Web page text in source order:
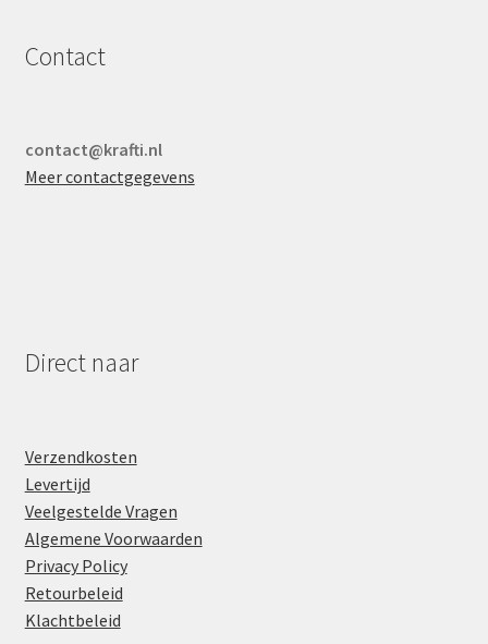
Contact
contact@krafti.nl
Meer contactgegevens
Direct naar
Verzendkosten
Levertijd
Veelgestelde Vragen
Algemene Voorwaarden
Privacy Policy
Retourbeleid
Klachtbeleid